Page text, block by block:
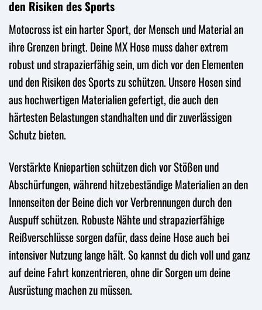
den Risiken des Sports
Motocross ist ein harter Sport, der Mensch und Material an
ihre Grenzen bringt. Deine MX Hose muss daher extrem
robust und strapazierfähig sein, um dich vor den Elementen
und den Risiken des Sports zu schützen. Unsere Hosen sind
aus hochwertigen Materialien gefertigt, die auch den
härtesten Belastungen standhalten und dir zuverlässigen
Schutz bieten.
Verstärkte Kniepartien schützen dich vor Stößen und
Abschürfungen, während hitzebeständige Materialien an den
Innenseiten der Beine dich vor Verbrennungen durch den
Auspuff schützen. Robuste Nähte und strapazierfähige
Reißverschlüsse sorgen dafür, dass deine Hose auch bei
intensiver Nutzung lange hält. So kannst du dich voll und ganz
auf deine Fahrt konzentrieren, ohne dir Sorgen um deine
Ausrüstung machen zu müssen.